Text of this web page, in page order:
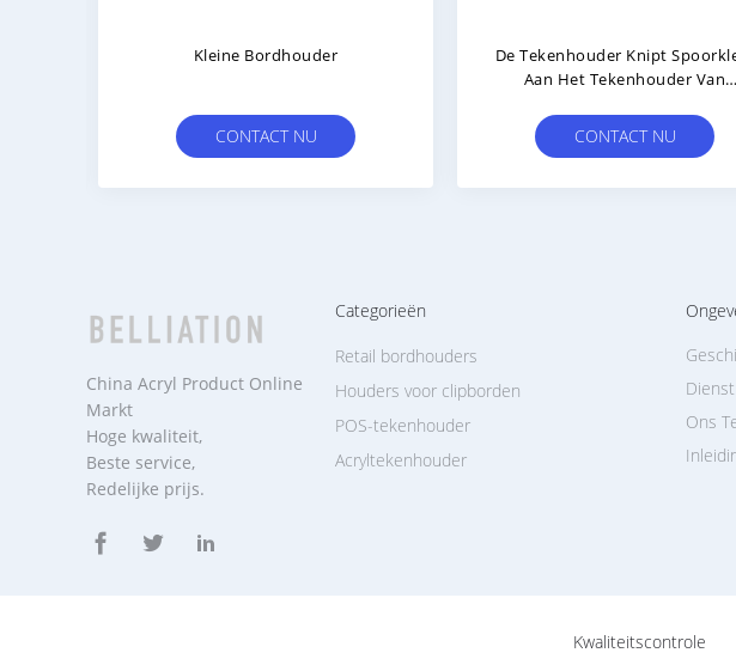
De Plankenopdringer Van De
CONTACT NU
Van Het De Plankenetiket
Kledingsrekken De
Haken Van De Opslagvertoning
CONTACT NU
China Acryl Product Online
Markt
Hoge kwaliteit,
Beste service,
Redelijke prijs.
Categorieën
Acryltekenhouder
Retail bordhouders
Houders voor clipborden
POS-tekenhouder
Dienst
Ons
Kwaliteitscontrole